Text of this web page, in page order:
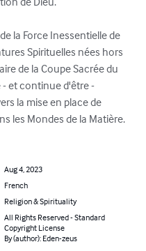
la Force Inessentielle de
Spirituelles nées hors
de la Coupe Sacrée du
- et continue d'être -
la mise en place de
les Mondes de la Matière.
Aug 4, 2023
French
Religion & Spirituality
All Rights Reserved - Standard
Copyright License
By (author): Eden-zeus